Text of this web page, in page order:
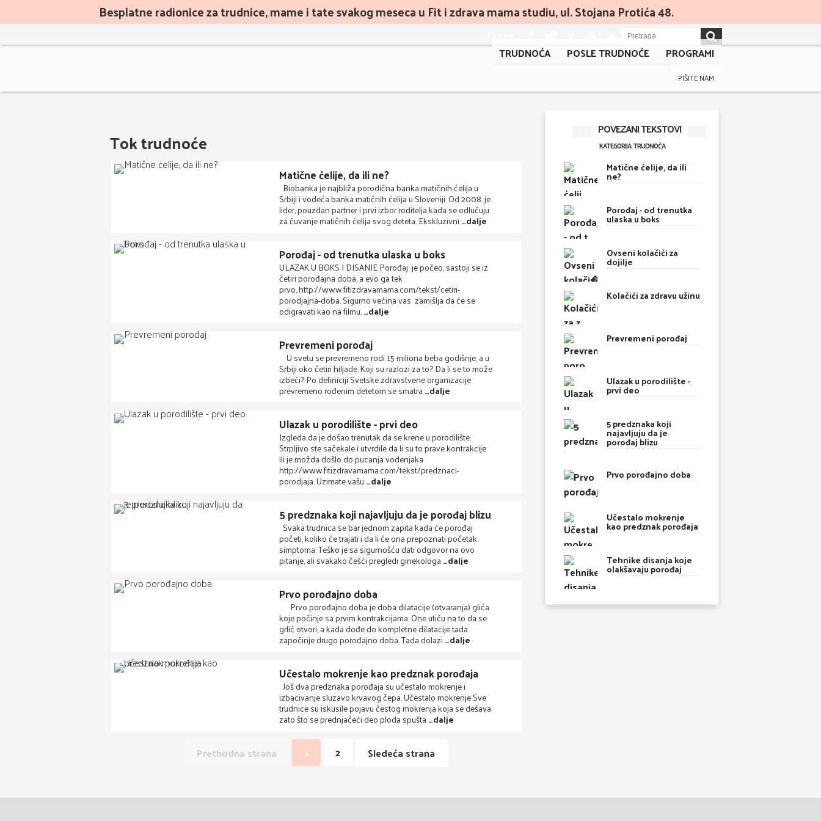
Besplatne radionice za trudnice, mame i tate svakog meseca u Fit i zdrava mama studiu, ul. Stojana Protića 48.
TRUDNOĆA
POSLE TRUDNOĆE PROGRAMI
PIŠITE NAM
Tok trudnoće
Matične ćelije, da ili ne?
Biobanka je najbliža porodična banka matičnih ćelija u
Srbiji i vodeća banka matičnih ćelija u Sloveniji. Od 2008. je
lider, pouzdan partner i prvi izbor roditelja kada se odlučuju
za čuvanje matičnih ćelija svog deteta. Ekskluzivni …dalje
Porođaj - od trenutka ulaska u boks
ULAZAK U BOKS I DISANJE Porođaj je počeo, sastoji se iz
četiri porođajna doba, a evo ga tek
prvo, http://www.fitizdravamama.com/tekst/cetiri-
porodjajna-doba. Sigurno većina vas zamišlja da će se
odigravati kao na filmu,…dalje
Prevremeni porođaj
U svetu se prevremeno rodi 15 miliona beba godišnje, a u
Srbiji oko četiri hiljade. Koji su razlozi za to? Da li se to može
izbeći? Po definiciji Svetske zdravstvene organizacije
prevremeno rođenim detetom se smatra …dalje
Ulazak u porodilište - prvi deo
Izgleda da je došao trenutak da se krene u porodilište.
Strpljivo ste sačekale i utvrdile da li su to prave kontrakcije
ili je možda došlo do pucanja vodenjaka
http://www.fitizdravamama.com/tekst/predznaci-
porodjaja. Uzimate vašu …dalje
5 predznaka koji najavljuju da je porođaj blizu
Svaka trudnica se bar jednom zapita kada će porođaj
početi, koliko će trajati i da li će ona prepoznati početak
simptoma. Teško je sa sigurnošću dati odgovor na ovo
pitanje, ali svakako češći pregledi ginekologa …dalje
Prvo porođajno doba
Prvo porođajno doba je doba dilatacije (otvaranja) glića
koje počinje sa prvim kontrakcijama. One utiču na to da se
grlić otvori, a kada dođe do kompletne dilatacije tada
započinje drugo porođajno doba. Tada dolazi …dalje
Učestalo mokrenje kao predznak porođaja
Još dva predznaka porođaja su učestalo mokrenje i
izbacivanje sluzavo krvavog čepa. Učestalo mokrenje Sve
trudnice su iskusile pojavu čestog mokrenja koja se dešava
zato što se prednjačeći deo ploda spušta …dalje
Prethodna strana 1 2 Sledeća strana
POVEZANI TEKSTOVI
KATEGORIJA: TRUDNOĆA
Matične ćelije, da ili
ne?
Porođaj - od trenutka
ulaska u boks
Ovseni kolačići za
dojilje
Kolačići za zdravu užinu
Prevremeni porođaj
Ulazak u porodilište -
prvi deo
5 predznaka koji
najavljuju da je
porođaj blizu
Prvo porođajno doba
Učestalo mokrenje
kao predznak porođaja
Tehnike disanja koje
olakšavaju porođaj